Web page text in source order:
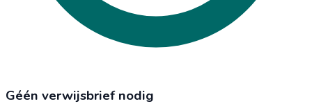
Géén verwijsbrief nodig